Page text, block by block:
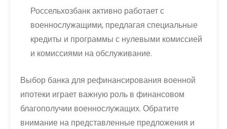
Россельхозбанк активно работает с
военнослужащими, предлагая специальные
кредиты и программы с нулевыми комиссией
и комиссиями на обслуживание.
Выбор банка для рефинансирования военной
ипотеки играет важную роль в финансовом
благополучии военнослужащих. Обратите
внимание на представленные предложения и